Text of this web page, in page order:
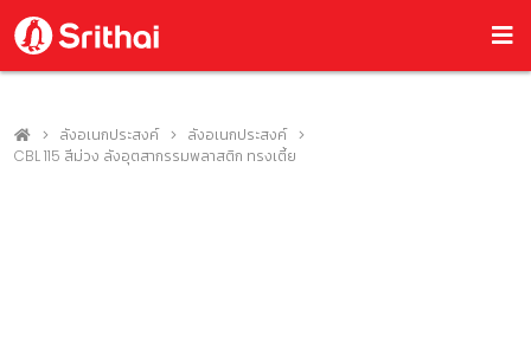
ลังอเนกประสงค์
ลังอเนกประสงค์
CBL 115 สีม่วง ลังอุตสากรรมพลาสติก ทรงเตี้ย